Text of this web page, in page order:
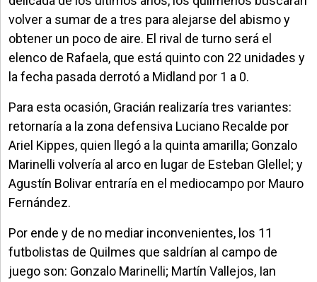
volver a sumar de a tres para alejarse del abismo y
obtener un poco de aire. El rival de turno será el
elenco de Rafaela, que está quinto con 22 unidades y
la fecha pasada derrotó a Midland por 1 a 0.
Para esta ocasión, Gracián realizaría tres variantes:
retornaría a la zona defensiva Luciano Recalde por
Ariel Kippes, quien llegó a la quinta amarilla; Gonzalo
Marinelli volvería al arco en lugar de Esteban Glellel; y
Agustín Bolivar entraría en el mediocampo por Mauro
Fernández.
Por ende y de no mediar inconvenientes, los 11
futbolistas de Quilmes que saldrían al campo de
juego son: Gonzalo Marinelli; Martín Vallejos, Ian